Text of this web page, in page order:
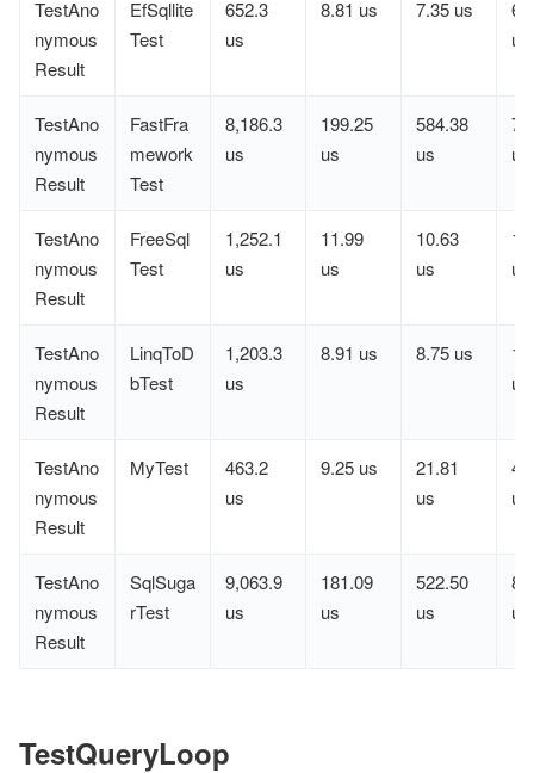
TestAno
nymous
Result
EfSqllite
Test
652.3
us
8.81 us 7.35 us
us
TestAno
nymous
Result
FastFra
mework
Test
8,186.3
us
199.25
us
584.38
us
us
TestAno
nymous
Result
FreeSql
Test
1,252.1
us
11.99
us
10.63
us
us
TestAno
nymous
Result
LinqToD
bTest
1,203.3
us
8.91 us 8.75 us
us
TestAno
nymous
Result
MyTest
463.2
us
9.25 us
21.81
us
us
TestAno
nymous
Result
SqlSuga
rTest
9,063.9
us
181.09
us
522.50
us
us
TestQueryLoop